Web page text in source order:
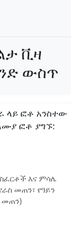
ቪዛ
ውስጥ
ላይ ፎቶ አንስተው
ፎቶ ያግኙ:
እና ምሳሌ
መጠን፣ የዓይን
መጠን)